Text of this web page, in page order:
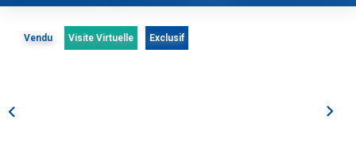
NOS SERVICES
Estimation
Vendu Visite Virtuelle Exclusif